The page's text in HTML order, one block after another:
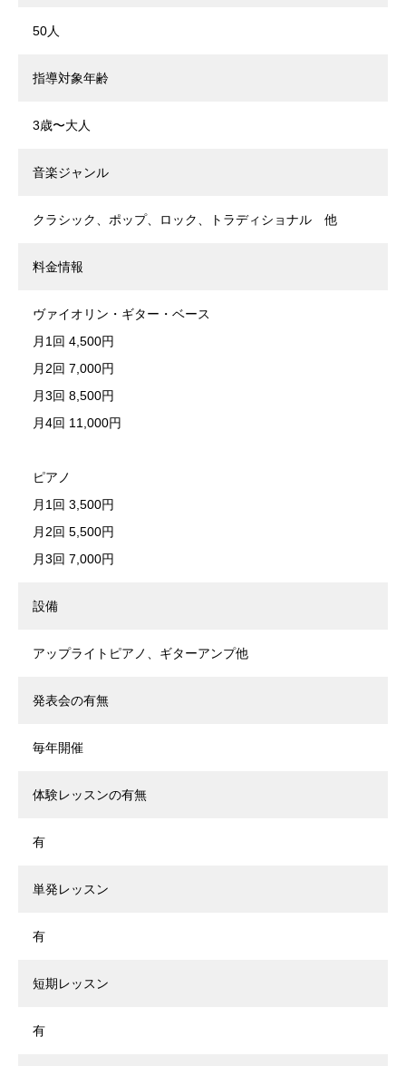
50人
指導対象年齢
3歳〜大人
音楽ジャンル
クラシック、ポップ、ロック、トラディショナル 他
料金情報
ヴァイオリン・ギター・ベース
月1回 4,500円
月2回 7,000円
月3回 8,500円
月4回 11,000円
ピアノ
月1回 3,500円
月2回 5,500円
月3回 7,000円
設備
アップライトピアノ、ギターアンプ他
発表会の有無
毎年開催
体験レッスンの有無
有
単発レッスン
有
短期レッスン
有